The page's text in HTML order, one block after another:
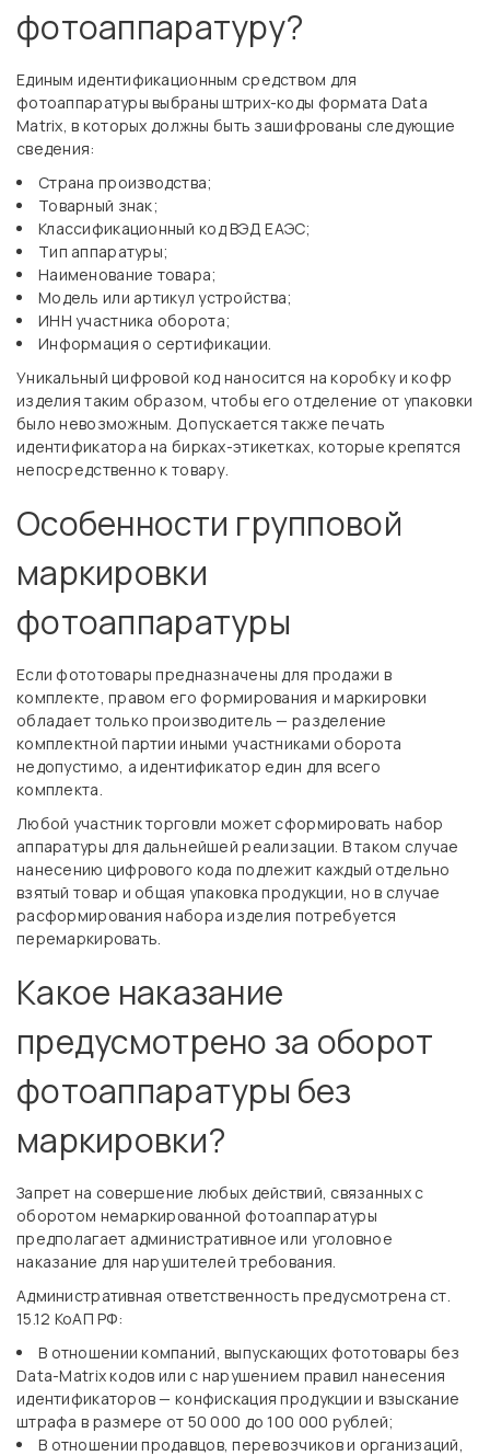
фотоаппаратуру?
Единым идентификационным средством для
фотоаппаратуры выбраны штрих-коды формата Data
Matrix, в которых должны быть зашифрованы следующие
сведения:
Страна производства;
Товарный знак;
Классификационный код ВЭД ЕАЭС;
Тип аппаратуры;
Наименование товара;
Модель или артикул устройства;
ИНН участника оборота;
Информация о сертификации.
Уникальный цифровой код наносится на коробку и кофр
изделия таким образом, чтобы его отделение от упаковки
было невозможным. Допускается также печать
идентификатора на бирках-этикетках, которые крепятся
непосредственно к товару.
Особенности групповой
маркировки
фотоаппаратуры
Если фототовары предназначены для продажи в
комплекте, правом его формирования и маркировки
обладает только производитель — разделение
комплектной партии иными участниками оборота
недопустимо, а идентификатор един для всего
комплекта.
Любой участник торговли может сформировать набор
аппаратуры для дальнейшей реализации. В таком случае
нанесению цифрового кода подлежит каждый отдельно
взятый товар и общая упаковка продукции, но в случае
расформирования набора изделия потребуется
перемаркировать.
Какое наказание
предусмотрено за оборот
фотоаппаратуры без
маркировки?
Запрет на совершение любых действий, связанных с
оборотом немаркированной фотоаппаратуры
предполагает административное или уголовное
наказание для нарушителей требования.
Административная ответственность предусмотрена ст.
15.12 КоАП РФ:
В отношении компаний, выпускающих фототовары без
Data-Matrix кодов или с нарушением правил нанесения
идентификаторов — конфискация продукции и взыскание
штрафа в размере от 50 000 до 100 000 рублей;
В отношении продавцов, перевозчиков и организаций,